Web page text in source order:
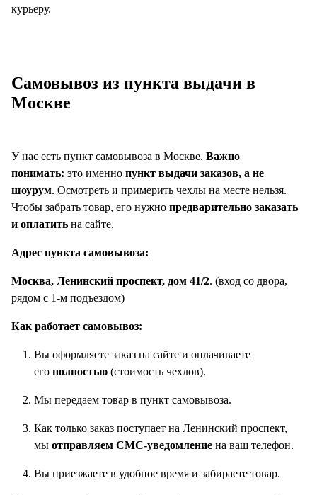
курьеру.
Самовывоз из пункта выдачи в
Москве
У нас есть пункт самовывоза в Москве. Важно
понимать: это именно пункт выдачи заказов, а не
шоурум. Осмотреть и примерить чехлы на месте нельзя.
Чтобы забрать товар, его нужно предварительно заказать
и оплатить на сайте.
Адрес пункта самовывоза:
Москва, Ленинский проспект, дом 41/2. (вход со двора,
рядом с 1-м подъездом)
Как работает самовывоз:
Вы оформляете заказ на сайте и оплачиваете
его полностью (стоимость чехлов).
Мы передаем товар в пункт самовывоза.
Как только заказ поступает на Ленинский проспект,
мы отправляем СМС-уведомление на ваш телефон.
Вы приезжаете в удобное время и забираете товар.